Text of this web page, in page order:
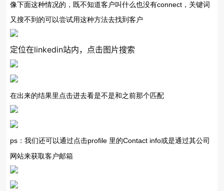
像下面这种情况的，既不知道客户叫什么也没有connect，关键词
又搜不到的可以尝试用这种方法去找到客户
定位在linkedin站内，点击图片搜索
在出来的结果里点击进去看是不是和之前那个匹配
ps：我们还可以通过点击profile 里的Contact info或是通过其公司
网站来获取客户邮箱